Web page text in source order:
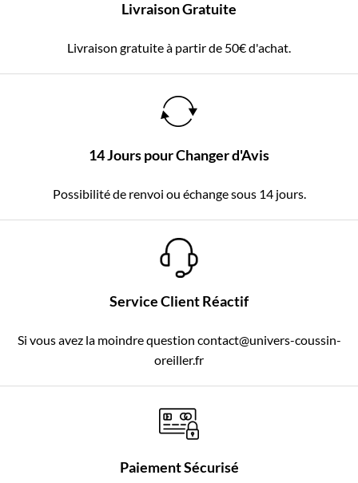
Livraison Gratuite
Livraison gratuite à partir de 50€ d'achat.
14 Jours pour Changer d'Avis
Possibilité de renvoi ou échange sous 14 jours.
Service Client Réactif
Si vous avez la moindre question contact@univers-coussin-
oreiller.fr
Paiement Sécurisé